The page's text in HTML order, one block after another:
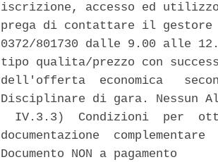
iscrizione, accesso ed
prega di contattare il gestore
0372/801730 dalle 9.00 alle
tipo qualita/prezzo con
dell'offerta  economica
Disciplinare di gara. Nessun
IV.3.3)  Condizioni  per
documentazione
Documento NON a pagamento